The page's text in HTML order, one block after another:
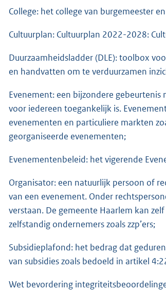
College: het college van burgemeester
Cultuurplan: Cultuurplan 2022-2028:
Duurzaamheidsladder (DLE): toolbox
en handvatten om te verduurzamen
Evenement: een bijzondere
voor iedereen toegankelijk is.
evenementen en particuliere markten
georganiseerde evenementen;
Evenementenbeleid: het vigerende
Organisator: een natuurlijk persoon of
van een evenement. Onder
verstaan. De gemeente Haarlem kan
zelfstandig ondernemers zoals zzp’ers;
Subsidieplafond: het bedrag dat
van subsidies zoals bedoeld in artikel
Wet bevordering